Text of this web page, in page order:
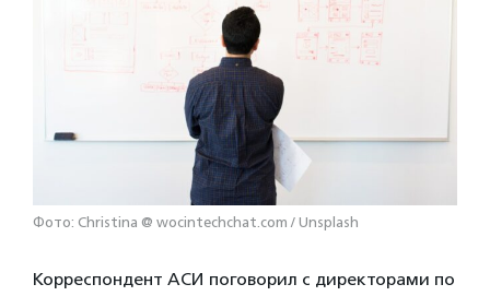
Фото: Christina @ wocintechchat.com / Unsplash
Корреспондент АСИ поговорил с директорами по